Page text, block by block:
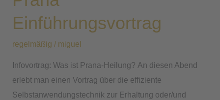
Einführungsvortrag
regelmäßig / miguel
Infovortrag: Was ist Prana-Heilung? An diesen Abend
erlebt man einen Vortrag über die effiziente
Selbstanwendungstechnik zur Erhaltung oder/und